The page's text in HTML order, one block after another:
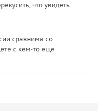
что увидеть
сравнима со
с кем-то еще